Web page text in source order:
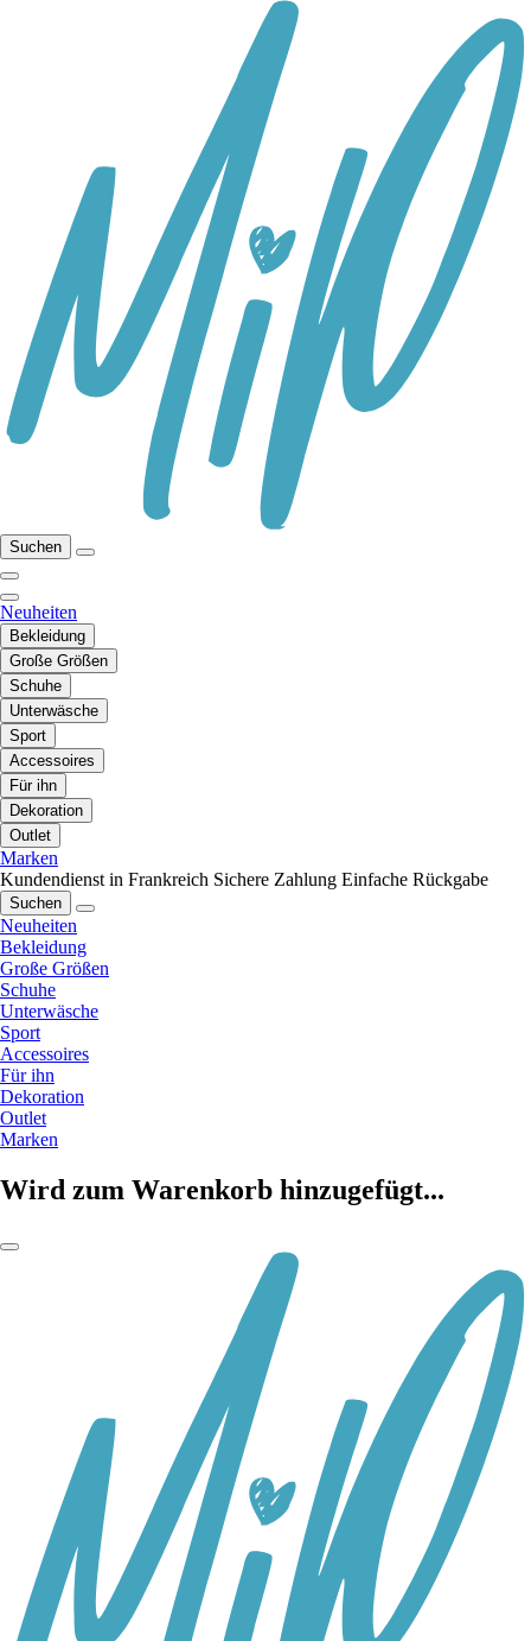
Suchen
Neuheiten
Bekleidung
Große Größen
Schuhe
Unterwäsche
Sport
Accessoires
Für ihn
Dekoration
Outlet
Marken
Kundendienst in Frankreich Sichere Zahlung Einfache Rückgabe
Suchen
Neuheiten
Bekleidung
Große Größen
Schuhe
Unterwäsche
Sport
Accessoires
Für ihn
Dekoration
Outlet
Marken
Wird zum Warenkorb hinzugefügt...